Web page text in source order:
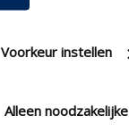
Voorkeur instellen
Alleen noodzakelijke